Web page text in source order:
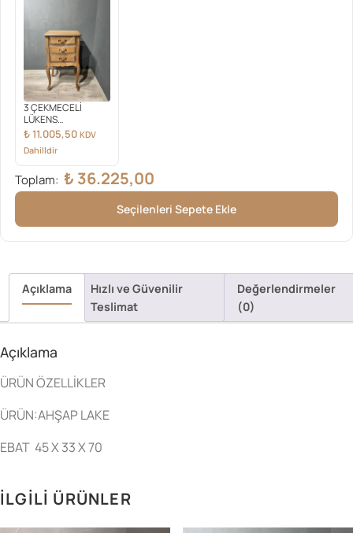
3 ÇEKMECELİ
LÜKENS
TELEFONLUK MUDO
₺11.005,50 KDV
Dahilldir
Toplam: ₺ 36.225,00
Seçilenleri Sepete Ekle
Açıklama
Hızlı ve Güvenilir
Teslimat
Değerlendirmeler
(0)
Açıklama
ÜRÜN ÖZELLİKLER
ÜRÜN:AHŞAP LAKE
EBAT 45 X 33 X 70
İLGILI ÜRÜNLER